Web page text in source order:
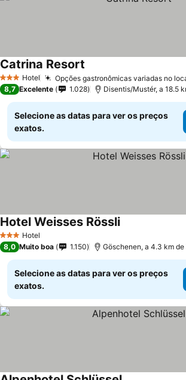
3 EstrelasHotel Opções gastronômicas variadas no
Catrina Resort
8,7 Excelente 1.028 Disentis/Mustér, a 18.5
Selecione as datas para ver os preços
exatos.
3 EstrelasHotel
Hotel Weisses Rössli
8,0 Muito boa 1.150 Göschenen, a 4.3 km de
Selecione as datas para ver os preços
exatos.